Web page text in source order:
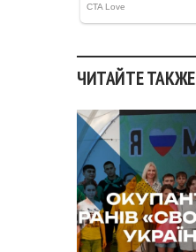
ЧИТАЙТЕ ТАКЖЕ